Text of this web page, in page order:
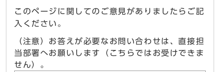
このページに関してのご意見がありましたらご記
入ください。
（注意）お答えが必要なお問い合わせは、直接担
当部署へお願いします（こちらではお受けできま
せん）。